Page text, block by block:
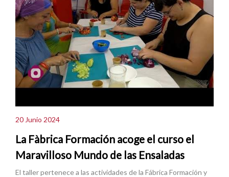
20 Junio 2024
La Fàbrica Formación acoge el curso el
Maravilloso Mundo de las Ensaladas
El taller pertenece a las actividades de la Fábrica Formación y